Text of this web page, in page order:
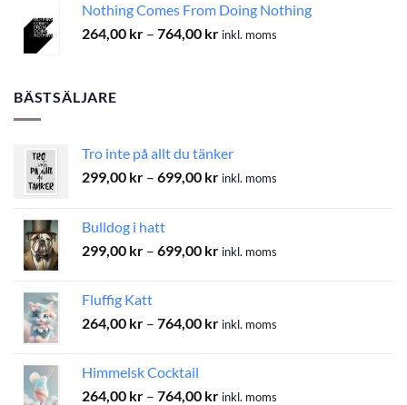
764,00 kr
Nothing Comes From Doing Nothing
264,00 kr – 764,00 krPrisintervall:
inkl. moms
BÄSTSÄLJARE
Tro inte på allt du tänker
299,00 kr – 699,00 krPrisintervall:
inkl. moms
Bulldog i hatt
299,00 kr – 699,00 krPrisintervall:
inkl. moms
Fluffig Katt
264,00 kr – 764,00 krPrisintervall:
inkl. moms
Himmelsk Cocktail
264,00 kr – 764,00 krPrisintervall:
inkl. moms